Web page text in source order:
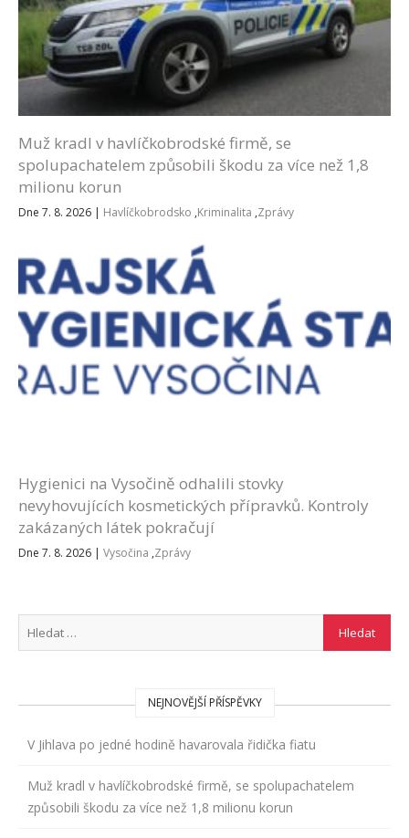
Muž kradl v havlíčkobrodské firmě, se
spolupachatelem způsobili škodu za více než 1,8
milionu korun
Dne 7. 8. 2026 | Havlíčkobrodsko ,Kriminalita ,Zprávy
Hygienici na Vysočině odhalili stovky
nevyhovujících kosmetických přípravků. Kontroly
zakázaných látek pokračují
Dne 7. 8. 2026 | Vysočina ,Zprávy
NEJNOVĚJŠÍ PŘÍSPĚVKY
V Jihlava po jedné hodině havarovala řidička fiatu
Muž kradl v havlíčkobrodské firmě, se spolupachatelem
způsobili škodu za více než 1,8 milionu korun